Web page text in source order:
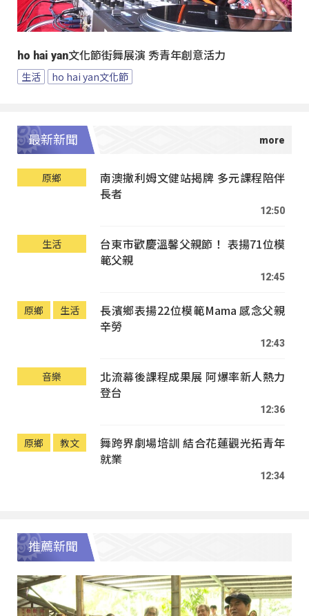
ho hai yan文化節街舞展演 秀青年創意活力
生活 ho hai yan文化節
最新新聞
原鄉
南澳撒利姆文健站揭牌 多元課程陪伴
長者
12:50
生活
台東市歡慶溫馨父親節！ 表揚71位模
範父親
12:45
原鄉 生活
長濱鄉表揚22位模範Mama 感念父親
辛勞
12:43
音樂
北流幕後課程成果展 阿爆率新人熱力
登台
12:36
原鄉 教文
舞跨界劇場培訓 結合花蓮觀光拓青年
就業
12:34
推薦新聞